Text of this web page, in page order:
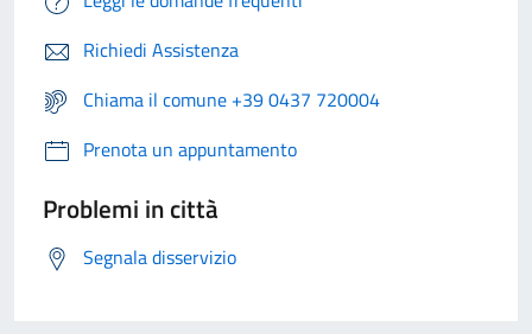
Richiedi Assistenza
Chiama il comune +39 0437 720004
Prenota un appuntamento
Problemi in città
Segnala disservizio